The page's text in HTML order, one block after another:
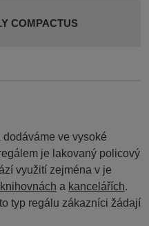
COMPACTUS
dodáváme ve vysoké
je lakovaný policový
využití zejména v je
knihovnách a kancelářích.
typ regálu zákazníci žádají